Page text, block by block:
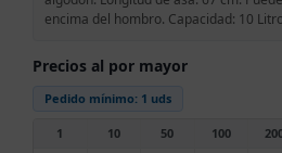
encima del hombro. Capacidad: 10
Precios al por mayor
Pedido mínimo: 1 uds
1 10 50 100